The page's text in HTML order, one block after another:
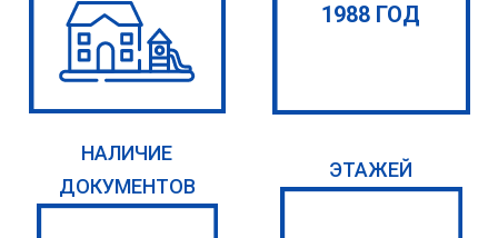
1988 ГОД
НАЛИЧИЕ
ДОКУМЕНТОВ
ЭТАЖЕЙ